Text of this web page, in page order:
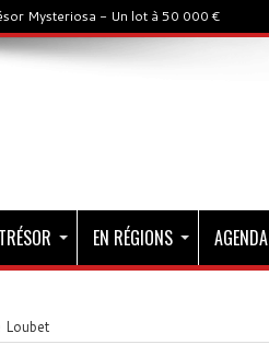
Mysteriosa - Un lot à 50 000 €
EN RÉGIONS AGENDA
Loubet